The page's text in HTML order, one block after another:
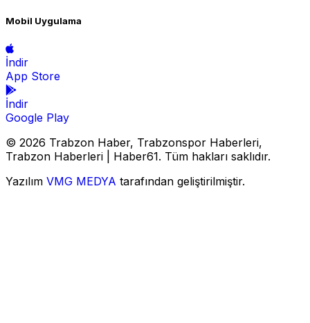
Mobil Uygulama
İndir
App Store
İndir
Google Play
© 2026 Trabzon Haber, Trabzonspor Haberleri,
Trabzon Haberleri | Haber61. Tüm hakları saklıdır.
Yazılım VMG MEDYA tarafından geliştirilmiştir.